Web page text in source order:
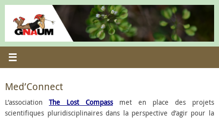
Passer
contenu
Med’Connect
L’association The Lost Compassmet en place des projets
scientifiques pluridisciplinaires dans la perspective d’agir pour la